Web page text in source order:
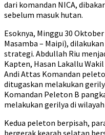
dari komandan NICA,
sebelum masuk hutan.
Esoknya, Minggu 30
Masamba – Maipi),
strategi. Abdullah Riu
Kapten, Hasan Lakallu
Andi Attas Komandan
ditugaskan melakukan
Komandan Peleton B
melakukan gerilya di
Kedua peleton berpisah,